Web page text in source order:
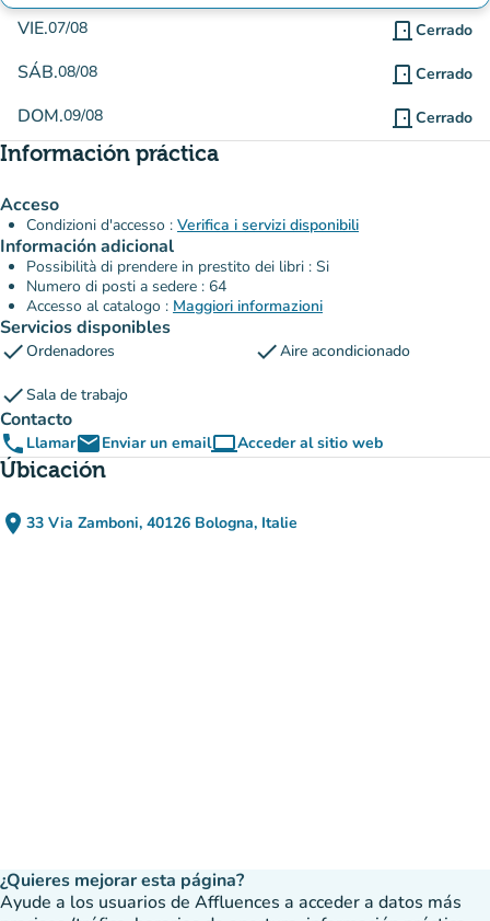
VIE.07/08 door_front Cerrado
SÁB.08/08 door_front Cerrado
DOM.09/08 door_front Cerrado
Información práctica
Acceso
Condizioni d'accesso : Verifica i servizi disponibili
Información adicional
Possibilità di prendere in prestito dei libri : Si
Numero di posti a sedere : 64
Accesso al catalogo : Maggiori informazioni
Servicios disponibles
checkOrdenadores checkAire acondicionado
checkSala de trabajo
Contacto
phone LlamaremailEnviar un emailcomputerAcceder al sitio web
(nueva pestaña)
Úbicación
place 33 Via Zamboni, 40126 Bologna, Italie
(abrir en Google Maps)
(nueva pestaña)
¿Quieres mejorar esta página?
Ayude a los usuarios de Affluences a acceder a datos más